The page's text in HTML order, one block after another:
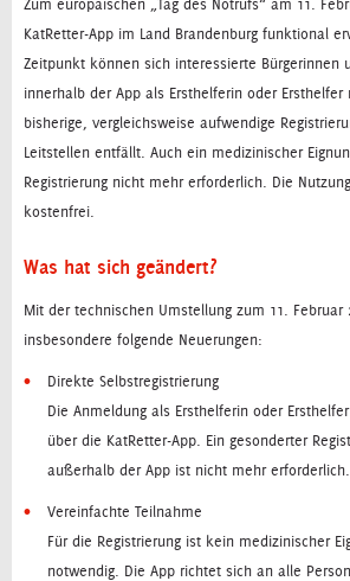
Zum europäischen „Tag des Notrufs“ am 11.
KatRetter-App im Land Brandenburg funktional
Zeitpunkt können sich interessierte Bürgerinnen
innerhalb der App als Ersthelferin oder Ersthelfer
bisherige, vergleichsweise aufwendige
Leitstellen entfällt. Auch ein medizinischer
Registrierung nicht mehr erforderlich. Die
kostenfrei.
Was hat sich geändert?
Mit der technischen Umstellung zum 11. Februar
insbesondere folgende Neuerungen:
Direkte Selbstregistrierung
Die Anmeldung als Ersthelferin oder
über die KatRetter-App. Ein gesonderter
außerhalb der App ist nicht mehr erforderlich.
Vereinfachte Teilnahme
Für die Registrierung ist kein medizinischer
notwendig. Die App richtet sich an alle